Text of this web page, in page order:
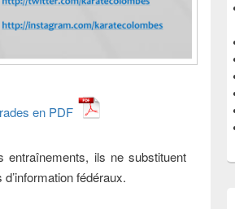
en PDF
ils ne substituent
fédéraux.